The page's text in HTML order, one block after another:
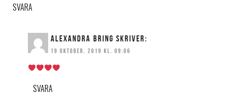
SVARA
ALEXANDRA BRING SKRIVER:
19 OKTOBER, 2019 KL. 09:06
SVARA